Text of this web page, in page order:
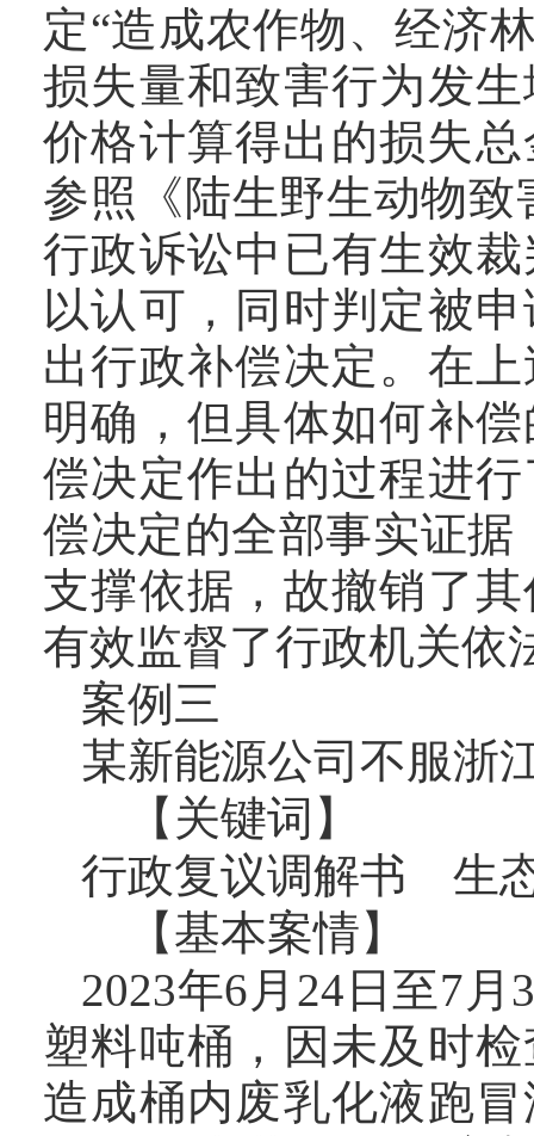
定“造成农作物、经济
损失量和致害行为发
价格计算得出的损失
参照《陆生野生动物
行政诉讼中已有生效
以认可，同时判定被
出行政补偿决定。在
明确，但具体如何补
偿决定作出的过程进
偿决定的全部事实证
支撑依据，故撤销了
有效监督了行政机关依
案例三
某新能源公司不服浙
【关键词】
行政复议调解书 生
【基本案情】
2023年6月24日至7
塑料吨桶，因未及时
造成桶内废乳化液跑